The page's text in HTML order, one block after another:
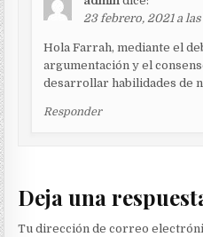
23 febrero, 2021 a
Hola Farrah, mediante el
argumentación y el
desarrollar habilidades de
Responder
Deja una
Tu dirección de correo